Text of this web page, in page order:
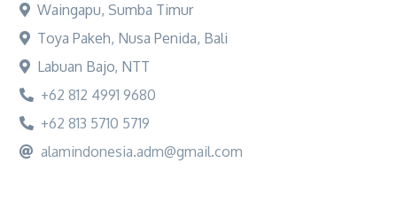
Waingapu, Sumba Timur
Toya Pakeh, Nusa Penida, Bali
Labuan Bajo, NTT
+62 812 4991 9680
+62 813 5710 5719
alamindonesia.adm@gmail.com